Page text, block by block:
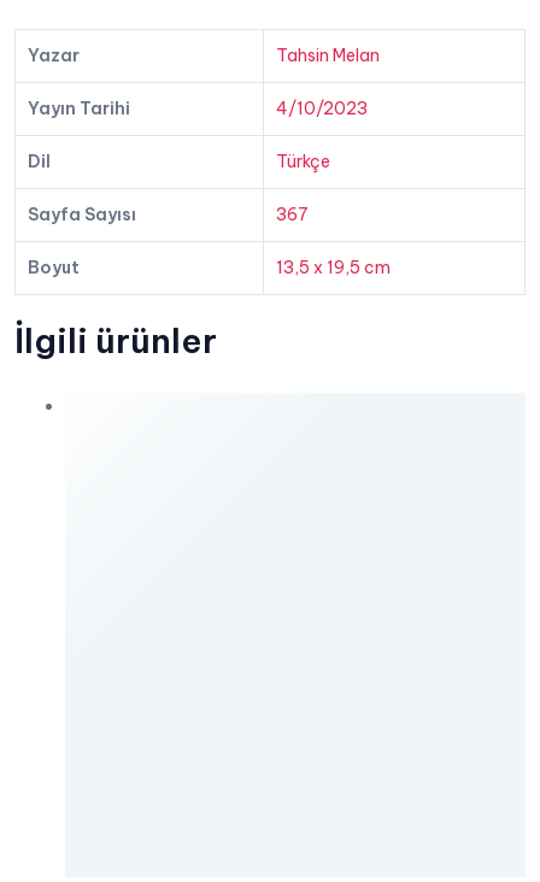
Yazar Tahsin Melan
Yayın Tarihi 4/10/2023
Dil Türkçe
Sayfa Sayısı 367
Boyut 13,5 x 19,5 cm
İlgili ürünler